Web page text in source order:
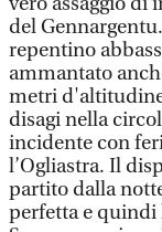
del
repentino
ammantato
metri
disagi nella
incidente con
l’Ogliastra. Il
partito dalla
perfetta e quindi